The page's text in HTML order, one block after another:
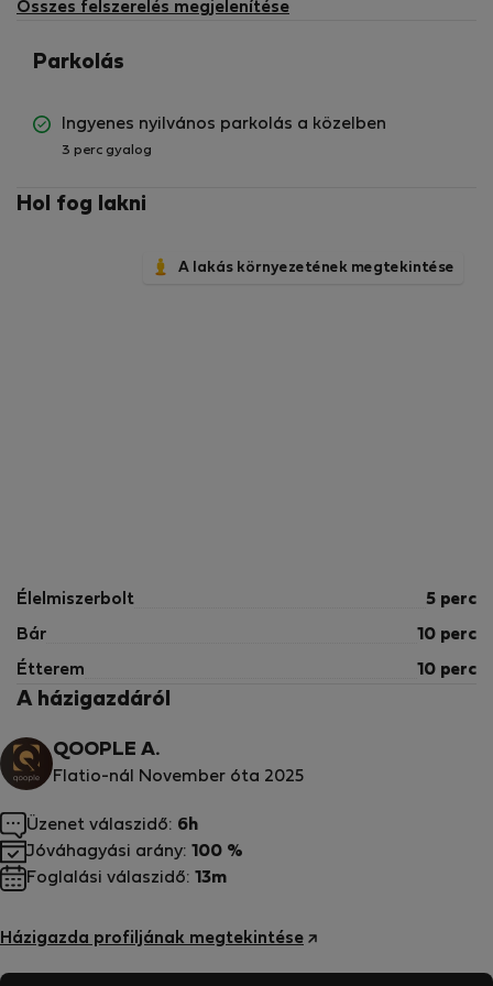
Összes felszerelés megjelenítése
Parkolás
Ingyenes nyilvános parkolás a közelben
3 perc gyalog
Hol fog lakni
A lakás környezetének megtekintése
Élelmiszerbolt 5 perc
Bár 10 perc
Étterem 10 perc
A házigazdáról
QOOPLE A.
Flatio-nál November óta 2025
Házigazda profiljának megtekintése
Üzenet válaszidő: 6h
Jóváhagyási arány: 100 %
Foglalási válaszidő: 13m